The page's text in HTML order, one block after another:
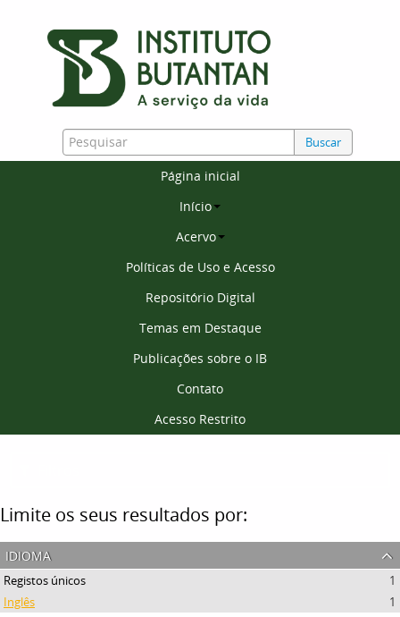
Buscar
Página inicial
Início
Acervo
Políticas de Uso e Acesso
Repositório Digital
Temas em Destaque
Publicações sobre o IB
Contato
Acesso Restrito
Limite os seus resultados por:
idioma
Registos únicos
1
Inglês
1